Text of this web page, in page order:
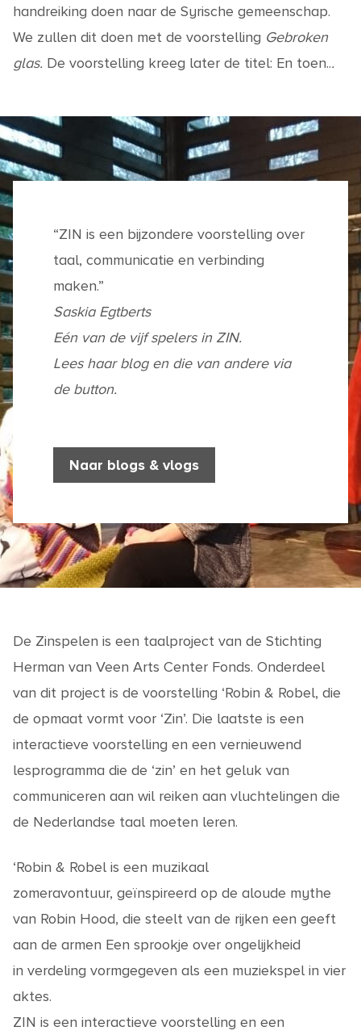
handreiking doen naar de Syrische gemeenschap.
We zullen dit doen met de voorstelling Gebroken
glas. De voorstelling kreeg later de titel: En toen...
“ZIN is een bijzondere voorstelling over
taal, communicatie en verbinding
maken.”
Saskia Egtberts
Eén van de vijf spelers in ZIN.
Lees haar blog en die van andere via
de button.
Naar blogs & vlogs
De Zinspelen is een taalproject van de Stichting
Herman van Veen Arts Center Fonds. Onderdeel
van dit project is de voorstelling ‘Robin & Robel, die
de opmaat vormt voor ‘Zin’. Die laatste is een
interactieve voorstelling en een vernieuwend
lesprogramma die de ‘zin’ en het geluk van
communiceren aan wil reiken aan vluchtelingen die
de Nederlandse taal moeten leren.
‘Robin & Robel is een muzikaal
zomeravontuur, geïnspireerd op de aloude mythe
van Robin Hood, die steelt van de rijken een geeft
aan de armen Een sprookje over ongelijkheid
in verdeling vormgegeven als een muziekspel in vier
aktes.
ZIN is een interactieve voorstelling en een